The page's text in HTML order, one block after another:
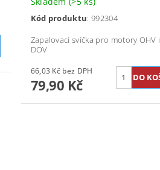
Kód produktu: 992304
Zapalovací svíčka pro motory OHV i
DOV
66,03 Kč bez DPH
79,90 Kč